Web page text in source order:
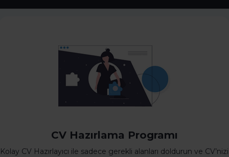
CV Hazırlama Programı
Kolay CV Hazırlayıcı ile sadece gerekli alanları doldurun ve CV’nizi